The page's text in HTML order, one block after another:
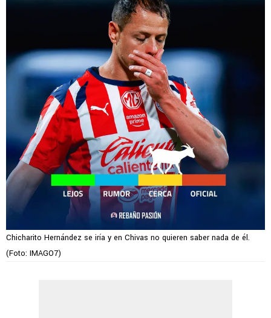
Chicharito Hernández se iría y en Chivas no quieren saber nada de él.
(Foto: IMAGO7)